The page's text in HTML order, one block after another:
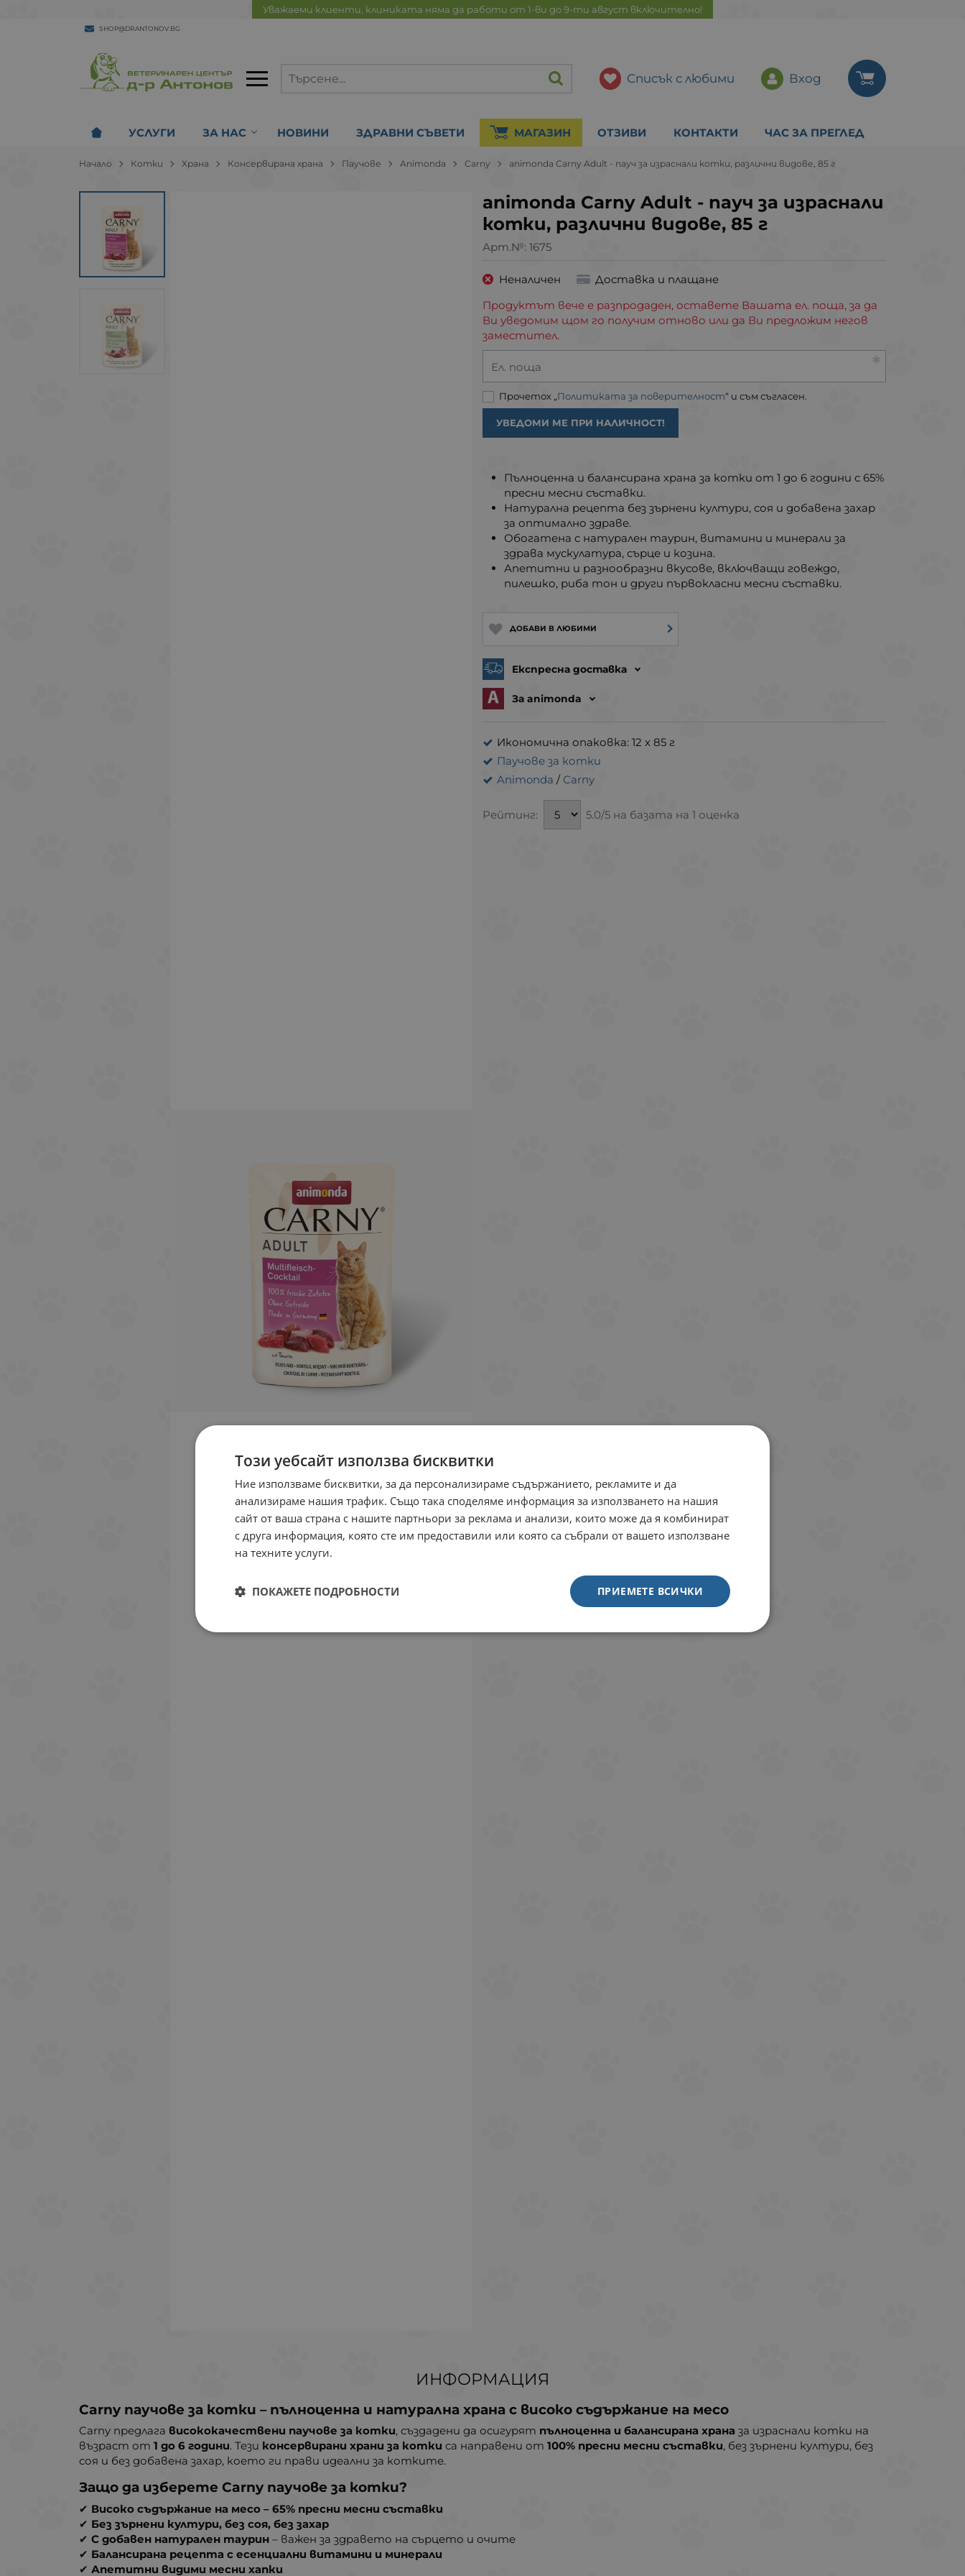
Уважаеми клиенти, клиниката няма да работи от 1-ви до 9-ти август включително!
SHOP@DRANTONOV.BG
Списък с любими Вход
УСЛУГИ ЗА НАС НОВИНИ ЗДРАВНИ СЪВЕТИ МАГАЗИН ОТЗИВИ КОНТАКТИ ЧАС ЗА ПРЕГЛЕД
Начало Котки Храна Консервирана храна Паучове Animonda Carny animonda Carny Adult - пауч за израснали котки, различни видове, 85 г
animonda Carny Adult - пауч за израснали
котки, различни видове, 85 г
Арт.№: 1675
Неналичен
Доставка и плащане
Продуктът вече е разпродаден, оставете Вашата ел. поща, за да
Ви уведомим щом го получим отново или да Ви предложим негов
заместител.
Ел. поща
Прочетох „Политиката за поверителност“ и съм съгласен.
УВЕДОМИ МЕ ПРИ НАЛИЧНОСТ!
ДОБАВИ В ЛЮБИМИ
Експресна доставка
За animonda
Икономична опаковка: 12 x 85 г
Паучове за котки
Animonda / Carny
Рейтинг: 5.0/5 на базата на 1 оценка
Пълноценна и балансирана храна за котки от 1 до 6 години с 65%
пресни месни съставки.
Натурална рецепта без зърнени култури, соя и добавена захар
за оптимално здраве.
Обогатена с натурален таурин, витамини и минерали за
здрава мускулатура, сърце и козина.
Апетитни и разнообразни вкусове, включващи говеждо,
пилешко, риба тон и други първокласни месни съставки.
ИНФОРМАЦИЯ
Carny паучове за котки – пълноценна и натурална храна с високо съдържание на месо
Carny предлага висококачествени паучове за котки, създадени да осигурят пълноценна и балансирана храна за израснали котки на
възраст от1 до 6 години. Тези консервирани храни за котки са направени от100% пресни месни съставки, без зърнени култури, без
соя и без добавена захар, което ги прави идеални за котките.
Защо да изберете Carny паучове за котки?
✔ Високо съдържание на месо – 65% пресни месни съставки
✔ Без зърнени култури, без соя, без захар
✔С добавен натурален таурин – важен за здравето на сърцето и очите
✔ Балансирана рецепта с есенциални витамини и минерали
✔Апетитни видими месни хапки
Този уебсайт използва бисквитки
Ние използваме бисквитки, за да персонализираме съдържанието, рекламите и да
анализираме нашия трафик. Също така споделяме информация за използването на нашия
сайт от ваша страна с нашите партньори за реклама и анализи, които може да я комбинират
с друга информация, която сте им предоставили или която са събрали от вашето използване
на техните услуги.
ПРИЕМЕТЕ ВСИЧКИ
ПОКАЖЕТЕ ПОДРОБНОСТИ